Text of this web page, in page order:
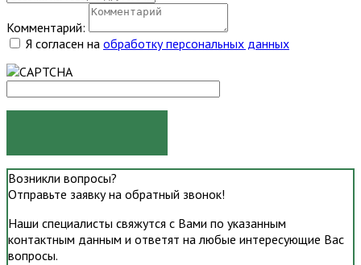
Комментарий:
Я согласен на обработку персональных данных
Возникли вопросы?
Отправьте заявку на обратный звонок!
Наши специалисты свяжутся с Вами по указанным
контактным данным и ответят на любые интересующие Вас
вопросы.